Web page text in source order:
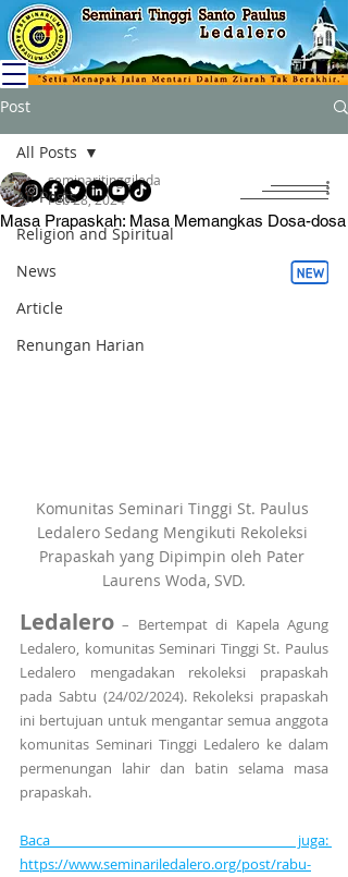
Post
All Posts
Religion and Spiritual
News
Article
Renungan Harian
All Posts
Masa Prapaskah: Masa Memangkas Dosa-dosa
seminaritinggileda
Feb 28, 2024
Komunitas Seminari Tinggi St. Paulus
Ledalero Sedang Mengikuti Rekoleksi
Prapaskah yang Dipimpin oleh Pater
Laurens Woda, SVD.
Ledalero – Bertempat di Kapela Agung
Ledalero, komunitas Seminari Tinggi St. Paulus
Ledalero mengadakan rekoleksi prapaskah
pada Sabtu (24/02/2024). Rekoleksi prapaskah
ini bertujuan untuk mengantar semua anggota
komunitas Seminari Tinggi Ledalero ke dalam
permenungan lahir dan batin selama masa
prapaskah.
https://www.seminariledalero.org/post/rabu-